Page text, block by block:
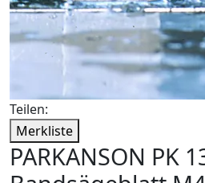
Teilen:
Merkliste
PARKANSON PK